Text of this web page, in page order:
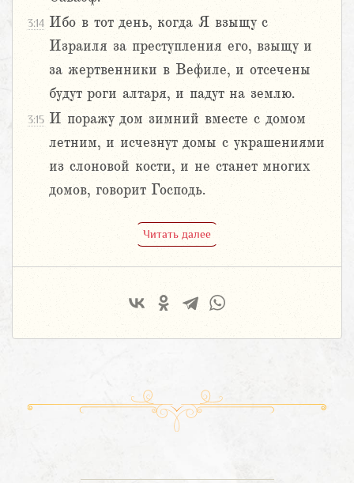
3:14 Ибо в тот день, когда Я взыщу с
Израиля за преступления его, взыщу и
за жертвенники в Вефиле, и отсечены
будут роги алтаря, и падут на землю.
3:15 И поражу дом зимний вместе с домом
летним, и исчезнут домы с украшениями
из слоновой кости, и не станет многих
домов, говорит Господь.
Читать далее